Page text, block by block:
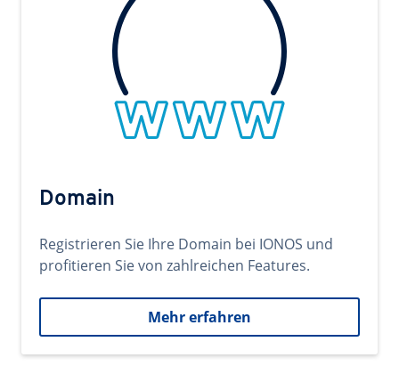
Domain
Registrieren Sie Ihre Domain bei IONOS und
profitieren Sie von zahlreichen Features.
Mehr erfahren